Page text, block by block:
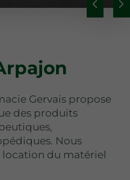
Gervais propose
des produits
Nous
location du matériel